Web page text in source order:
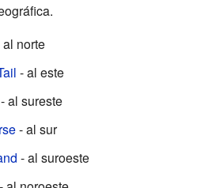
al norte
- al este
- al sureste
- al sur
- al suroeste